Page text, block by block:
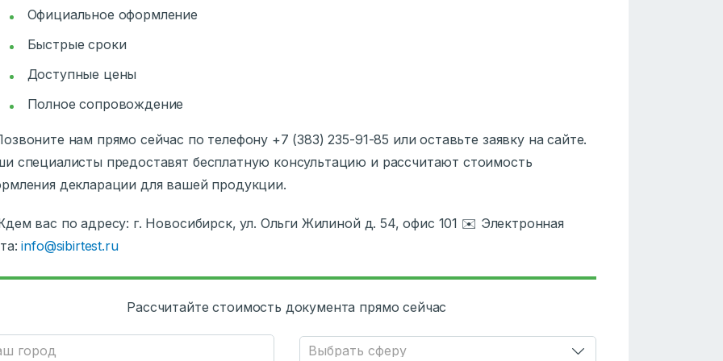
Официальное оформление
Быстрые сроки
Доступные цены
Полное сопровождение
нам прямо сейчас по телефону +7 (383) 235-91-85 или оставьте заявку на сайте.
специалисты предоставят бесплатную консультацию и рассчитают стоимость
декларации для вашей продукции.
вас по адресу: г. Новосибирск, ул. Ольги Жилиной д. 54, офис 101 ✉️ Электронная
info@sibirtest.ru
Рассчитайте стоимость документа прямо сейчас